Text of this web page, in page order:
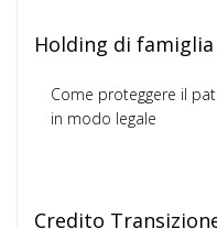
Holding di
Come proteggere il
in modo legale
Credito